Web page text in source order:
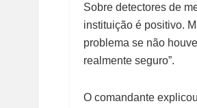
Sobre detectores de
instituição é positivo.
problema se não
realmente seguro”.
O comandante